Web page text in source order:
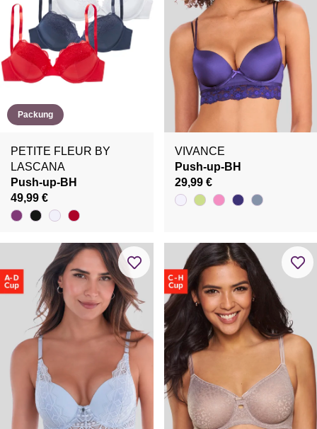
Packung
PETITE FLEUR BY
LASCANA
Push-up-BH
49,99 €
VIVANCE
Push-up-BH
29,99 €